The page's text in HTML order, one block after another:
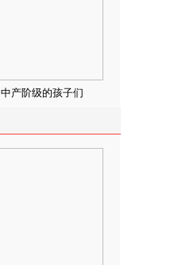
中产阶级的孩子们